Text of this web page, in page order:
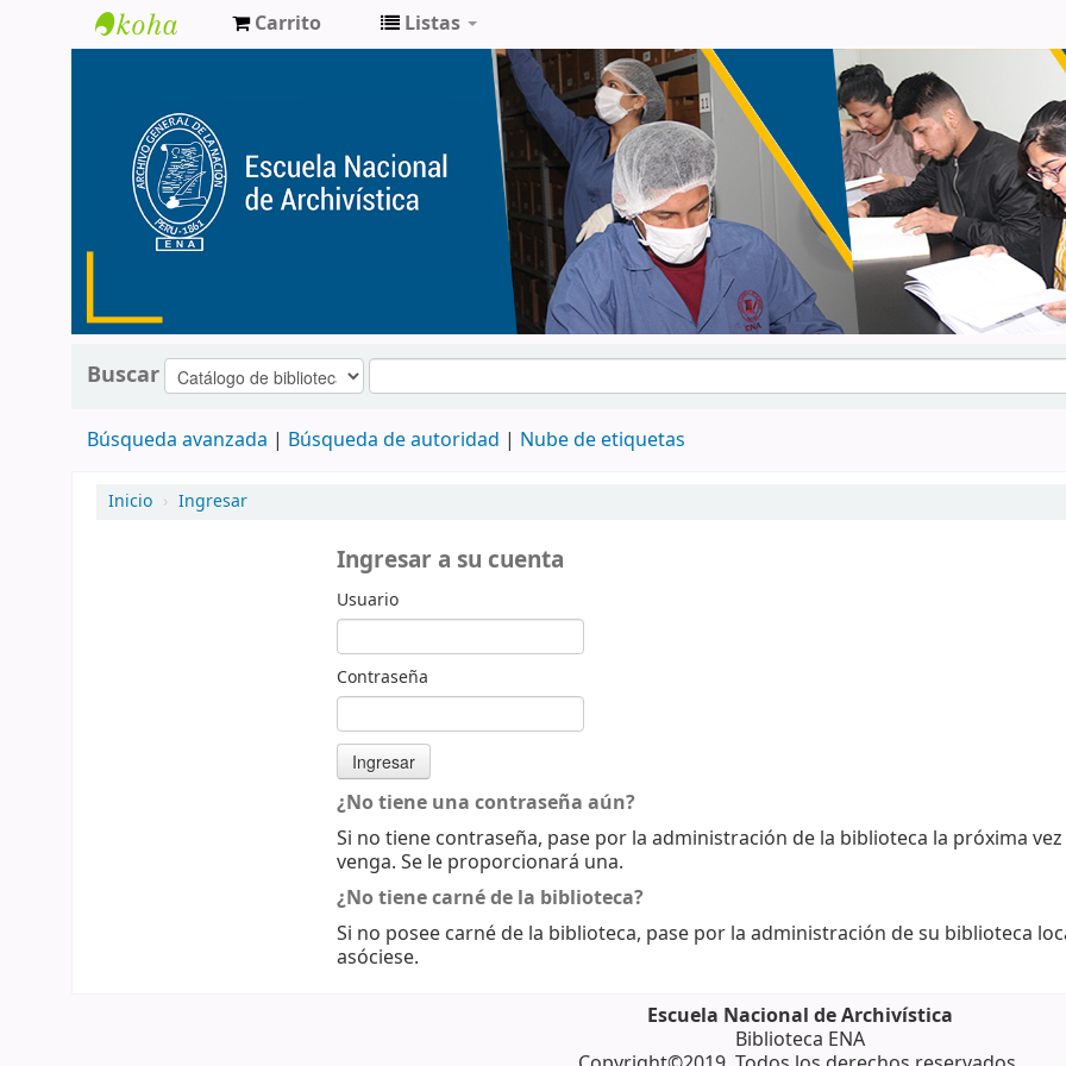
Biblioteca
ENA
Carrito Listas
Buscar
Búsqueda avanzada Búsqueda de autoridad Nube de etiquetas
Inicio › Ingresar
Ingresar a su cuenta
Usuario
Contraseña
¿No tiene una contraseña aún?
Si no tiene contraseña, pase por la administración de la biblioteca la próxima
venga. Se le proporcionará una.
¿No tiene carné de la biblioteca?
Si no posee carné de la biblioteca, pase por la administración de su biblioteca
asóciese.
Escuela Nacional de Archivística
Biblioteca ENA